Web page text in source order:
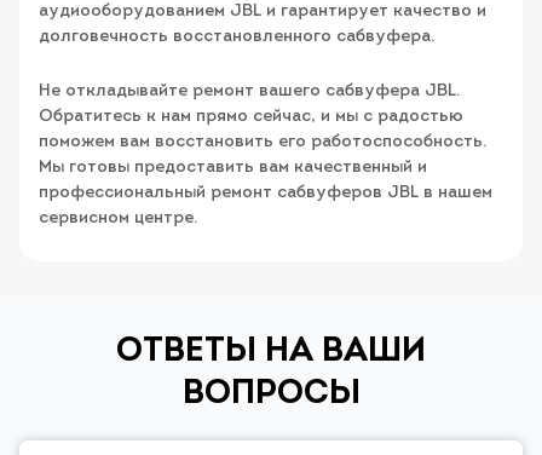
аудиооборудованием JBL и гарантирует качество и
долговечность восстановленного сабвуфера.
Не откладывайте ремонт вашего сабвуфера JBL.
Обратитесь к нам прямо сейчас, и мы с радостью
поможем вам восстановить его работоспособность.
Мы готовы предоставить вам качественный и
профессиональный ремонт сабвуферов JBL в нашем
сервисном центре.
ОТВЕТЫ НА ВАШИ
ВОПРОСЫ